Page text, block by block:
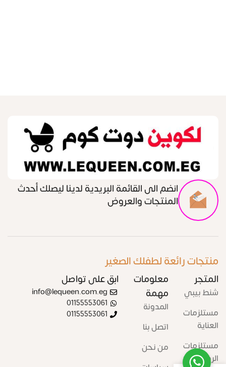
انضم الى القائمة البريدية لدينا ليصلك أحدث
المنتجات والعروض
منتجات رائعة لطفلك الصغير
المتجر
شنط بيبي
مستلزمات
العناية
مستلزمات
الرضاعة
معلومات
مهمة
المدونة
اتصل بنا
من نحن
ابق على تواصل
info@lequeen.com.eg
01155553061
01155553061